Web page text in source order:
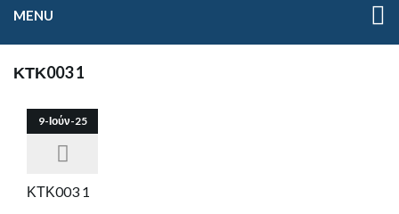
MENU
ΚΤΚ003 1
9-Ιούν-25
ΚΤΚ003 1